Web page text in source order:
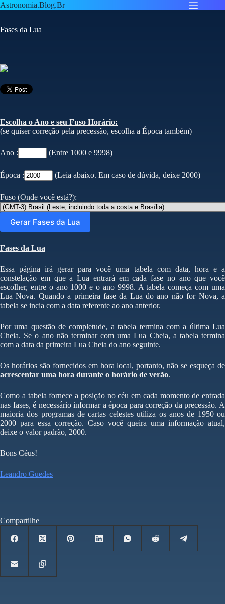
Pular
para
conteúdo
Astronomia.Blog.Br
Fases da Lua
Escolha o Ano e seu Fuso Horário:
(se quiser correção pela precessão, escolha a Época também)
Ano : (Entre 1000 e 9998)
Época : (Leia abaixo. Em caso de dúvida, deixe 2000)
Fuso (Onde você está?):
Fases da Lua
Essa página irá gerar para você uma tabela com data, hora e a
constelação em que a Lua entrará em cada fase no ano que você
escolher, entre o ano 1000 e o ano 9998. A tabela começa com uma
Lua Nova. Quando a primeira fase da Lua do ano não for Nova, a
tabela se incia com a data referente ao ano anterior.
Por uma questão de completude, a tabela termina com a última Lua
Cheia. Se o ano não terminar com uma Lua Cheia, a tabela termina
com a data da primeira Lua Cheia do ano seguinte.
Os horários são fornecidos em hora local, portanto, não se esqueça de
acrescentar uma hora durante o horário de verão.
Como a tabela fornece a posição no céu em cada momento de entrada
nas fases, é necessário informar a época para correção da precessão. A
maioria dos programas de cartas celestes utiliza os anos de 1950 ou
2000 para essa correção. Caso você queira uma informação atual,
deixe o valor padrão, 2000.
Bons Céus!
Leandro Guedes
Compartilhe